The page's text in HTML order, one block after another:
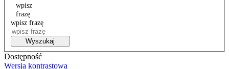
wpisz
frazę
wpisz frazę
Wyszukaj
Dostępność
Wersja kontrastowa